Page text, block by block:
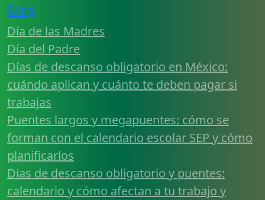
Blog
Día de las Madres
Día del Padre
Días de descanso obligatorio en México:
cuándo aplican y cuánto te deben pagar si
trabajas
Puentes largos y megapuentes: cómo se
forman con el calendario escolar SEP y cómo
planificarlos
Días de descanso obligatorio y puentes:
calendario y cómo afectan a tu trabajo y